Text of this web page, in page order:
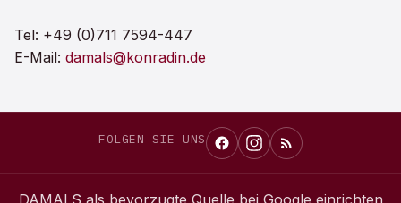
Tel: +49 (0)711 7594-447
E-Mail: damals@konradin.de
FOLGEN SIE UNS
DAMALS als bevorzugte Quelle bei Google einrichten